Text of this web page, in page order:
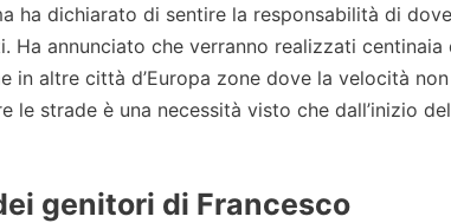
ha dichiarato di sentire la responsabilità di
Ha annunciato che verranno realizzati
in altre città d’Europa zone dove la velocità
le strade è una necessità visto che dall’inizio
genitori di Francesco